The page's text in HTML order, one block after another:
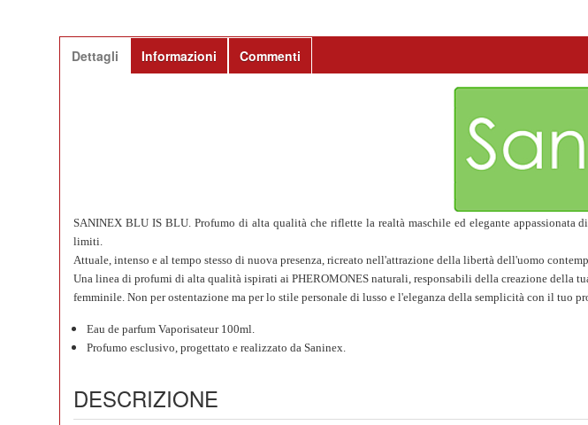
Dettagli Informazioni Commenti
SANINEX BLU IS BLU. Profumo di alta qualità che riflette la realtà maschile ed elegante appassionata
limiti.
Attuale, intenso e al tempo stesso di nuova presenza, ricreato nell'attrazione della libertà dell'uomo
Una linea di profumi di alta qualità ispirati ai PHEROMONES naturali, responsabili della creazione della
femminile. Non per ostentazione ma per lo stile personale di lusso e l'eleganza della semplicità con il tuo
Eau de parfum Vaporisateur 100ml.
Profumo esclusivo, progettato e realizzato da Saninex.
DESCRIZIONE